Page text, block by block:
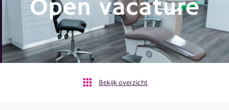
Open vacature
Bekijk overzicht